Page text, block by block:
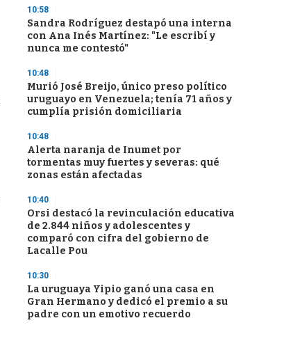
10:58
Sandra Rodríguez destapó una interna
con Ana Inés Martínez: "Le escribí y
nunca me contestó"
10:48
Murió José Breijo, único preso político
uruguayo en Venezuela; tenía 71 años y
cumplía prisión domiciliaria
10:48
Alerta naranja de Inumet por
tormentas muy fuertes y severas: qué
zonas están afectadas
10:40
Orsi destacó la revinculación educativa
de 2.844 niños y adolescentes y
comparó con cifra del gobierno de
Lacalle Pou
10:30
La uruguaya Yipio ganó una casa en
Gran Hermano y dedicó el premio a su
padre con un emotivo recuerdo